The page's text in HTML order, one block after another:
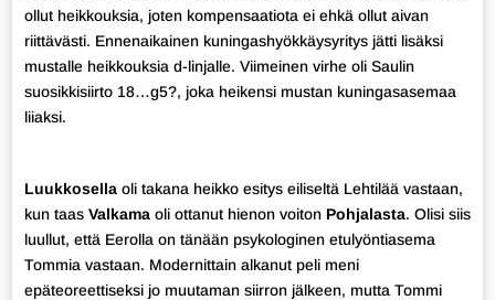
ollut heikkouksia, joten kompensaatiota ei ehkä ollut aivan
riittävästi. Ennenaikainen kuningashyökkäysyritys jätti lisäksi
mustalle heikkouksia d-linjalle. Viimeinen virhe oli Saulin
suosikkisiirto 18…g5?, joka heikensi mustan kuningasasemaa
liiaksi.
Luukkosella oli takana heikko esitys eiliseltä Lehtilää vastaan,
kun taas Valkama oli ottanut hienon voiton Pohjalasta. Olisi siis
luullut, että Eerolla on tänään psykologinen etulyöntiasema
Tommia vastaan. Modernittain alkanut peli meni
epäteoreettiseksi jo muutaman siirron jälkeen, mutta Tommi